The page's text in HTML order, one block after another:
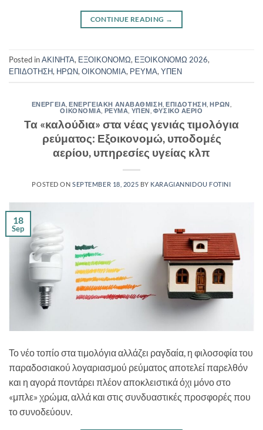
CONTINUE READING →
Posted inΑΚΙΝΗΤΑ, ΕΞΟΙΚΟΝΟΜΩ, ΕΞΟΙΚΟΝΟΜΩ 2026,
ΕΠΙΔΟΤΗΣΗ, ΗΡΩΝ,ΟΙΚΟΝΟΜΙΑ, ΡΕΥΜΑ,ΥΠΕΝ
ΕΝΕΡΓΕΙΑ ,ΕΝΕΡΓΕΙΑΚΗ ΑΝΑΒΑΘΜΙΣΗ ,ΕΠΙΔΟΤΗΣΗ ,ΗΡΩΝ
ΟΙΚΟΝΟΜΙΑ ΡΕΥΜΑ ΥΠΕΝ ΦΥΣΙΚΟ ΑΕΡΙΟ
Τα «καλούδια» στα νέας γενιάς τιμολόγια
ρεύματος: Εξοικονομώ, υποδομές
αερίου, υπηρεσίες υγείας κλπ
POSTED ONSEPTEMBER 18, 2025 BY KARAGIANNIDOU FOTINI
18
Sep
Το νέο τοπίο στα τιμολόγια αλλάζει ραγδαία, η φιλοσοφία του
παραδοσιακού λογαριασμού ρεύματος αποτελεί παρελθόν
και η αγορά ποντάρει πλέον αποκλειστικά όχι μόνο στο
«μπλε» χρώμα, αλλά και στις συνδυαστικές προσφορές που
το συνοδεύουν.